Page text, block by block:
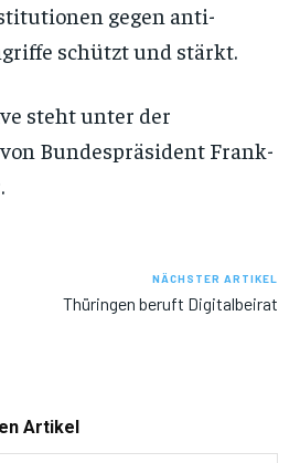
gegen anti-
schützt und stärkt.
steht unter der
Bundespräsident Frank-
NÄCHSTER ARTIKEL
Thüringen beruft Digitalbeirat
Artikel